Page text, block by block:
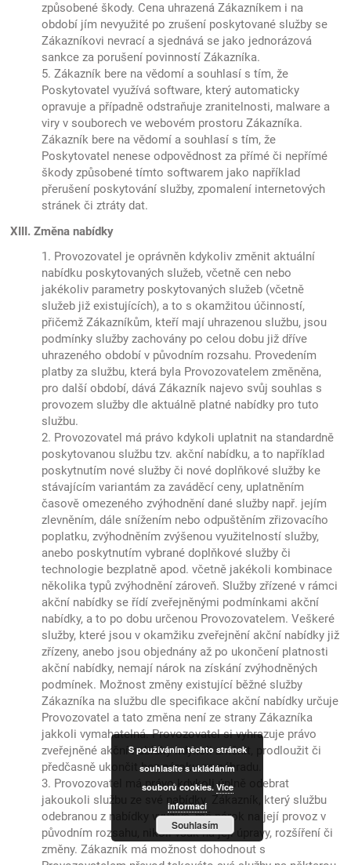
způsobené škody. Cena uhrazená Zákazníkem i na
období jím nevyužité po zrušení poskytované služby se
Zákazníkovi nevrací a sjednává se jako jednorázová
sankce za porušení povinností Zákazníka.
5. Zákazník bere na vědomí a souhlasí s tím, že
Poskytovatel využívá software, který automaticky
opravuje a případně odstraňuje zranitelnosti, malware a
viry v souborech ve webovém prostoru Zákazníka.
Zákazník bere na vědomí a souhlasí s tím, že
Poskytovatel nenese odpovědnost za přímé či nepřímé
škody způsobené tímto softwarem jako například
přerušení poskytování služby, zpomalení internetových
stránek či ztráty dat.
XIII. Změna nabídky
1. Provozovatel je oprávněn kdykoliv změnit aktuální
nabídku poskytovaných služeb, včetně cen nebo
jakékoliv parametry poskytovaných služeb (včetně
služeb již existujících), a to s okamžitou účinností,
přičemž Zákazníkům, kteří mají uhrazenou službu, jsou
podmínky služby zachovány po celou dobu již dříve
uhrazeného období v původním rozsahu. Provedením
platby za službu, která byla Provozovatelem změněna,
pro další období, dává Zákazník najevo svůj souhlas s
provozem služby dle aktuálně platné nabídky pro tuto
službu.
2. Provozovatel má právo kdykoli uplatnit na standardně
poskytovanou službu tzv. akční nabídku, a to například
poskytnutím nové služby či nové doplňkové služby ke
stávajícím variantám za zaváděcí ceny, uplatněním
časově omezeného zvýhodnění dané služby např. jejím
zlevněním, dále snížením nebo odpuštěním zřizovacího
poplatku, zvýhodněním zvýšenou využitelností služby,
anebo poskytnutím vybrané doplňkové služby či
technologie bezplatně apod. včetně jakékoli kombinace
několika typů zvýhodnění zároveň. Služby zřízené v rámci
akční nabídky se řídí zveřejněnými podmínkami akční
nabídky, a to po dobu určenou Provozovatelem. Veškeré
služby, které jsou v okamžiku zveřejnění akční nabídky již
zřízeny, anebo jsou objednány až po ukončení platnosti
akční nabídky, nemají nárok na získání zvýhodněných
podmínek. Možnost změny existující běžné služby
Zákazníka na službu dle specifikace akční nabídky určuje
Provozovatel a tato změna není ze strany Zákazníka
jakkoli vymahatelná. Provozovatel si vyhrazuje právo
zveřejněné akční nabídky kdykoli změnit, prodloužit či
předčasně ukončit bez nároku na náhradu.
3. Provozovatel má právo kdykoli úplně odebrat
jakoukoli službu ze své nabídky. Zákazník, který službu
odebranou z nabídky využívá, má nárok na její provoz v
původním rozsahu, nikoli však na její úpravy, rozšíření či
změny. Zákazník má možnost dohodnout s
S používáním těchto stránek
souhlasíte s ukládáním
souborů cookies. Více
informací
Souhlasím